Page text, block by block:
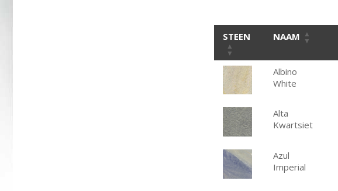
STEEN NAAM
Albino
White
Alta
Kwartsiet
Azul
Imperial